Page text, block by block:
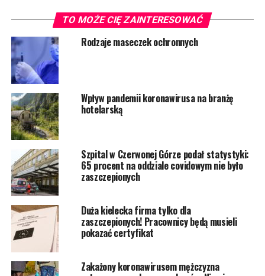
TO MOŻE CIĘ ZAINTERESOWAĆ
Rodzaje maseczek ochronnych
Wpływ pandemii koronawirusa na branżę
hotelarską
Szpital w Czerwonej Górze podał statystyki:
65 procent na oddziale covidowym nie było
zaszczepionych
Duża kielecka firma tylko dla
zaszczepionych! Pracownicy będą musieli
pokazać certyfikat
Zakażony koronawirusem mężczyzna